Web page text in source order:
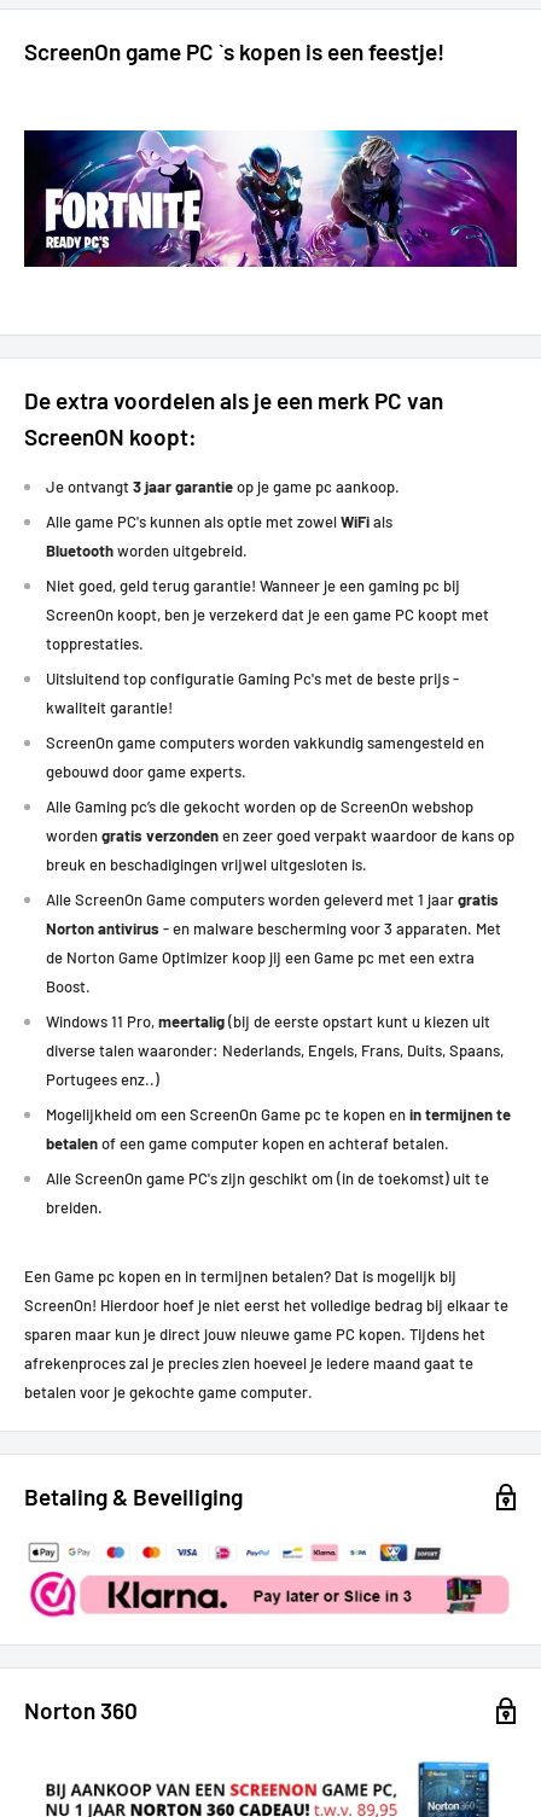
GTA V:110+ FPS
Fortnite:150+ FPS
GTA FiveM: 60+ FPS
Rainbow 6:110+ FPS
Rust: 90+ FPS
Dead by Daylight: 130+ FPS
Diablo:120+FPS
Hunt: Showdown:120+ FPS
Lost Ark:200+ FPS
Farming Simulator:80+ FPS
Doom Eternal:
180+ FPS
Destiny 2: 100+ FPS
PUBG:150+ FPS
Forza Horizon 5:120+ FPS
Monster Hunter:100 FPS
Ark:70+ FPS
Battlefield 5:130+ FPS
The Witcher:100+ FPS
Guardians of the Galaxy:
60 FPS
80+ FPS
Deze GamePC met de Nvidia Geforce RTX 3060 is ook uitermate
geschikt op Medium Settings (Medium - 1080p) en behaald daarop
minimaal 60 FPS met de volgende games:
Formule 1, New World, Resident Evil Village, Halo Infinite, Cyberpunk,
Assasins Creed Valhalla, Red Dead Redemption 2 en Battlefield 2042.
ScreenOn game PC `s kopen is een feestje!
De extra voordelen als je een merk PC van
ScreenON koopt:
Je ontvangt3 jaar garantieop je game pc aankoop.
Alle game PC's kunnen als optie met zowelWiFials
Bluetoothworden uitgebreid.
Niet goed, geld terug garantie! Wanneer je een gaming pc bij
ScreenOn koopt, ben je verzekerd dat je een game PC koopt met
topprestaties.
Uitsluitend top configuratie Gaming Pc's met de beste prijs -
kwaliteit garantie!
ScreenOn game computers worden vakkundig samengesteld en
gebouwd door game experts.
Alle Gaming pc’s die gekocht worden op de ScreenOn webshop
wordengratis verzondenen zeer goed verpakt waardoor de kans op
breuk en beschadigingen vrijwel uitgesloten is.
Alle ScreenOn Game computers worden geleverd met 1 jaargratis
Norton antivirus - en malware bescherming voor 3 apparaten. Met
de Norton Game Optimizer koop jij een Game pc met een extra
Boost.
Windows 11 Pro,meertalig(bij de eerste opstart kunt u kiezen uit
diverse talen waaronder: Nederlands, Engels, Frans, Duits, Spaans,
Portugees enz..)
Mogelijkheid om een ScreenOn Game pc te kopen enin termijnen te
betalenof een game computer kopen en achteraf betalen.
Alle ScreenOn game PC's zijn geschikt om (in de toekomst) uit te
breiden.
Een Game pc kopen en in termijnen betalen? Dat is mogelijk bij
ScreenOn! Hierdoor hoef je niet eerst het volledige bedrag bij elkaar te
sparen maar kun je direct jouw nieuwe game PC kopen. Tijdens het
afrekenproces zal je precies zien hoeveel je iedere maand gaat te
betalen voor je gekochte game computer.
Betaling & Beveiliging
Norton 360